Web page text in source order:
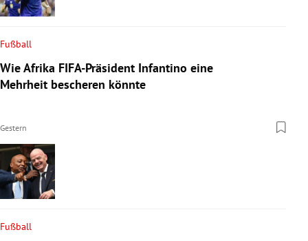
Fußball
Wie Afrika FIFA-Präsident Infantino eine
Mehrheit bescheren könnte
Gestern
Fußball